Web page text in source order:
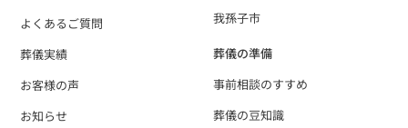
我孫子市
よくあるご質問
葬儀実績
お客様の声
お知らせ
葬儀の準備
事前相談のすすめ
葬儀の豆知識